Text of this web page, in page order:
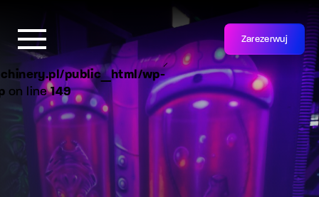
Zarezerwuj
public_html/wp-
on line149